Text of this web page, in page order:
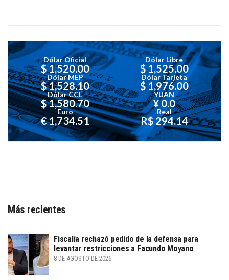
Dólar Oficial
$ 1,520.00
Dólar Libre
$ 1,525.00
Dólar MEP
$ 1,528.10
Dólar Tarjeta
$ 1,976.00
Dólar CCL
$ 1,580.70
YUAN
¥ 0.0
Euro
€ 1,734.51
Real
R$ 294.14
Más recientes
Fiscalía rechazó pedido de la defensa para
levantar restricciones a Facundo Moyano
8 DE AGOSTO DE 2026